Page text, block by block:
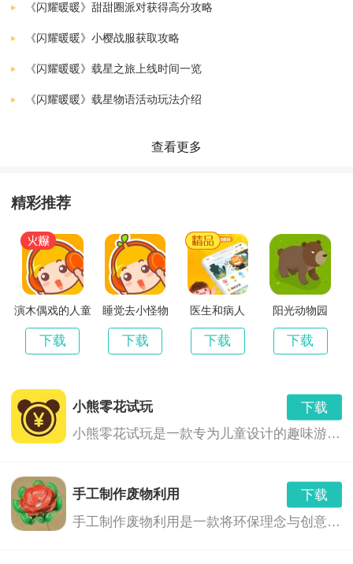
v2.0.1038707 1922.23 MB
版本：v1.1.494252 1873.54 MB
闪耀暖暖
《闪耀暖暖》甜甜圈派对获得高分攻略
《闪耀暖暖》小樱战服获取攻略
《闪耀暖暖》载星之旅上线时间一览
《闪耀暖暖》载星物语活动玩法介绍
查看更多
精彩推荐
演木偶戏的人童
下载
睡觉去小怪物
下载
医生和病人
下载
阳光动物园
下载
小熊零花试玩
下载
小熊零花试玩是一款专为儿童设计的趣味游戏应用，旨在通过试玩各种有趣的游戏，让孩子在轻松愉快的氛围中学习新知识，锻炼思维能力，培养良好的兴趣爱好。
手工制作废物利用
下载
手工制作废物利用是一款将环保理念与创意手工制作相结合的应用程序。通过此应用，用户可以发现身边的废弃物品的新用途，学习简单的手工制作技巧，将废物变成有价值的手工艺品，为地球环保尽一份力。